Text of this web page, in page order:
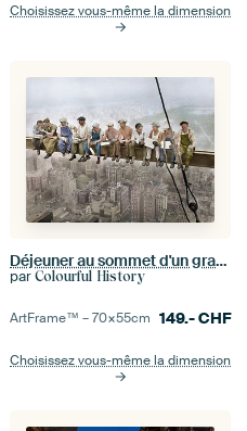
Choisissez vous-même la dimension
Déjeuner au sommet d'un gratte-ciel (1932)
par Colourful History
ArtFrame™ –70×55cm 149.-CHF
Choisissez vous-même la dimension